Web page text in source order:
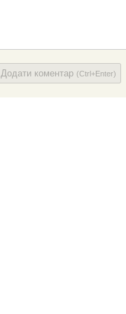
Додати коментар (Ctrl+Enter)